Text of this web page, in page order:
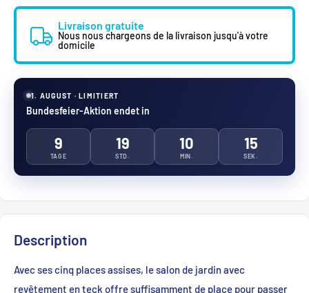
Livraison gratuite
Nous nous chargeons de la livraison jusqu'à votre
domicile
1. AUGUST · LIMITIERT
Bundesfeier-Aktion endet in
9
TAGE
19
STD.
10
MIN.
14
SEK.
Description
Avec ses cinq places assises, le salon de jardin avec
revêtement en teck offre suffisamment de place pour passer